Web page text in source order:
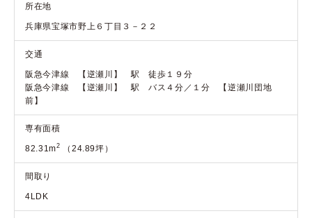
所在地
兵庫県宝塚市野上６丁目３－２２
交通
阪急今津線 【逆瀬川】 駅 徒歩１９分
阪急今津線 【逆瀬川】 駅 バス４分／１分 【逆瀬川団地
前】
専有面積
82.31m2 （24.89坪）
間取り
4LDK